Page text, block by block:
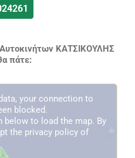
ΚΑΤΣΙΚΟΥΛΗΣ
πάτε:
your connection to
blocked.
below to load the map. By
the privacy policy of